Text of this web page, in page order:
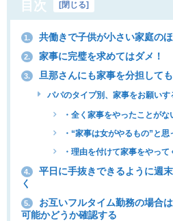
目次 閉じる
1. 共働きで子供が小さい家庭の
2. 家事に完璧を求めてはダメ！
3. 旦那さんにも家事を分担して
パパのタイプ別、家事をお願いす
・全く家事をやったことがな
・“家事は女がやるもの”と思
・理由を付けて家事をやって
4.
平日に手抜きできるように週
く
5.
お互いフルタイム勤務の場合
可能かどうか確認する